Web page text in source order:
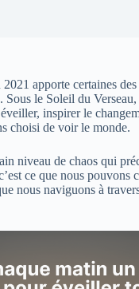
apporte certaines
Sous le Soleil du
inspirer le
choisi de voir le monde.
niveau de chaos qui
ce que nous pouvons
nous naviguons à